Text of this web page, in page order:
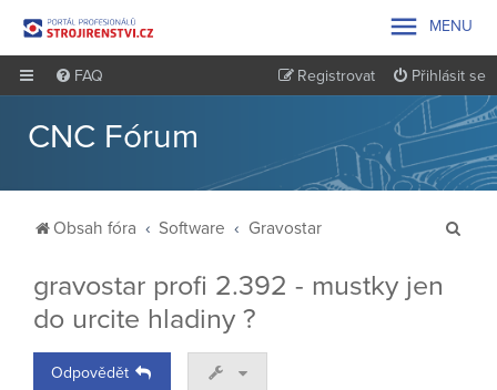
 MENU
FAQ Přihlásit se
Registrovat
CNC Fórum
Obsah fóra Software Gravostar
gravostar profi 2.392 - mustky jen
do urcite hladiny ?
Odpovědět